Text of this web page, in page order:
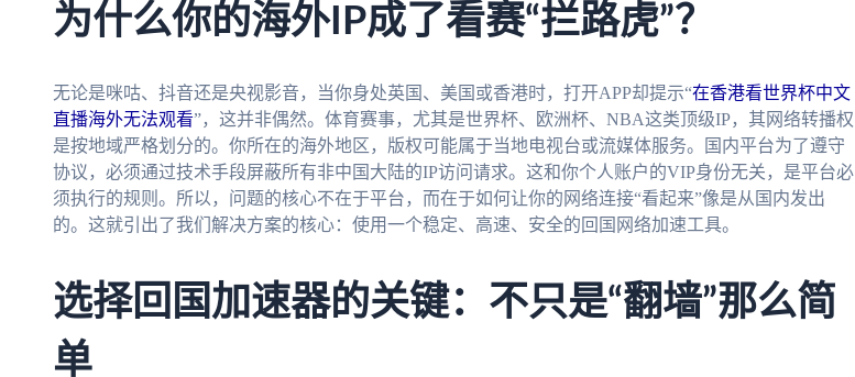
为什么你的海外IP成了看赛“拦路虎”？
无论是咪咕、抖音还是央视影音，当你身处英国、美国或香港时，打开APP却提示“在香港看世界杯中文
直播海外无法观看”，这并非偶然。体育赛事，尤其是世界杯、欧洲杯、NBA这类顶级IP，其网络转播权
是按地域严格划分的。你所在的海外地区，版权可能属于当地电视台或流媒体服务。国内平台为了遵守
协议，必须通过技术手段屏蔽所有非中国大陆的IP访问请求。这和你个人账户的VIP身份无关，是平台必
须执行的规则。所以，问题的核心不在于平台，而在于如何让你的网络连接“看起来”像是从国内发出
的。这就引出了我们解决方案的核心：使用一个稳定、高速、安全的回国网络加速工具。
选择回国加速器的关键：不只是“翻墙”那么简
单